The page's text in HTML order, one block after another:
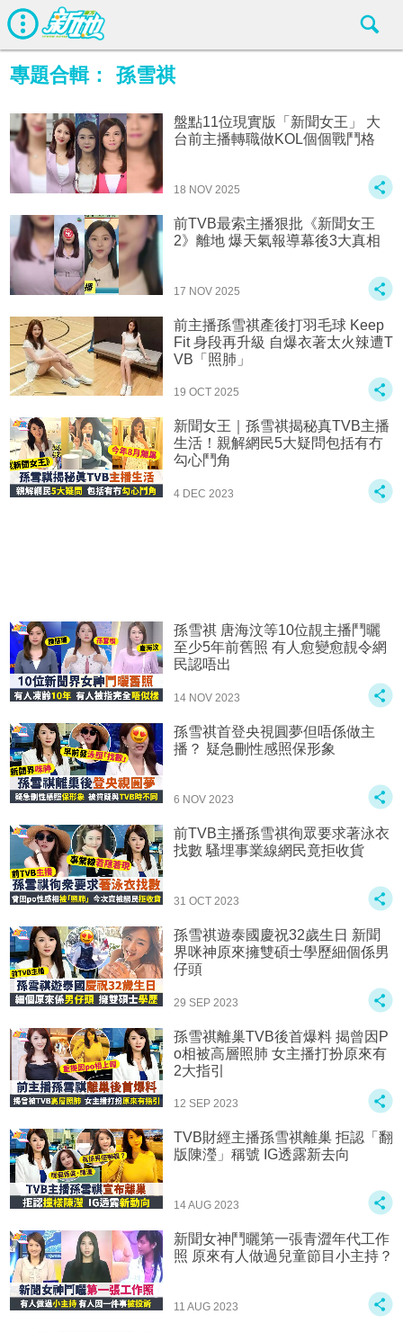
專題合輯： 孫雪祺
盤點11位現實版「新聞女王」 大
台前主播轉職做KOL個個戰鬥格
18 NOV 2025
前TVB最索主播狠批《新聞女王
2》離地 爆天氣報導幕後3大真相
17 NOV 2025
前主播孫雪祺產後打羽毛球 Keep
Fit 身段再升級 自爆衣著太火辣遭T
VB「照肺」
19 OCT 2025
新聞女王｜孫雪祺揭秘真TVB主播
生活！親解網民5大疑問包括有冇
勾心鬥角
4 DEC 2023
孫雪祺 唐海汶等10位靚主播鬥曬
至少5年前舊照 有人愈變愈靚令網
民認唔出
14 NOV 2023
孫雪祺首登央視圓夢但唔係做主
播？ 疑急刪性感照保形象
6 NOV 2023
前TVB主播孫雪祺徇眾要求著泳衣
找數 騷埋事業線網民竟拒收貨
31 OCT 2023
孫雪祺遊泰國慶祝32歲生日 新聞
界咪神原來擁雙碩士學歷細個係男
仔頭
29 SEP 2023
孫雪祺離巢TVB後首爆料 揭曾因P
o相被高層照肺 女主播打扮原來有
2大指引
12 SEP 2023
TVB財經主播孫雪祺離巢 拒認「翻
版陳瀅」稱號 IG透露新去向
14 AUG 2023
新聞女神鬥曬第一張青澀年代工作
照 原來有人做過兒童節目小主持？
11 AUG 2023